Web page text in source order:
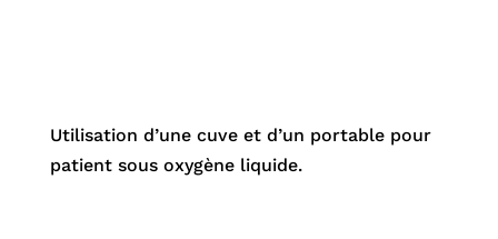
Utilisation d’une cuve et d’un portable pour
patient sous oxygène liquide.